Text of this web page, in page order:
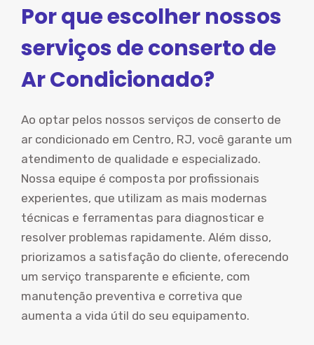
Por que escolher nossos
serviços de conserto de
Ar Condicionado?
Ao optar pelos nossos serviços de conserto de
ar condicionado em Centro, RJ, você garante um
atendimento de qualidade e especializado.
Nossa equipe é composta por profissionais
experientes, que utilizam as mais modernas
técnicas e ferramentas para diagnosticar e
resolver problemas rapidamente. Além disso,
priorizamos a satisfação do cliente, oferecendo
um serviço transparente e eficiente, com
manutenção preventiva e corretiva que
aumenta a vida útil do seu equipamento.